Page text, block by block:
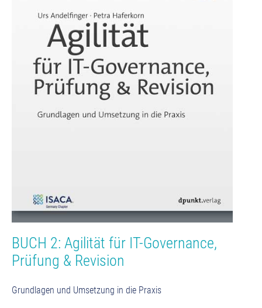
BUCH 2: Agilität für IT-Governance,
Prüfung & Revision
Grundlagen und Umsetzung in die Praxis